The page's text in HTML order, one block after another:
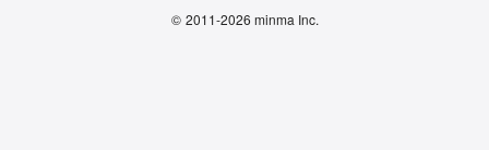
© 2011-2026 minma Inc.